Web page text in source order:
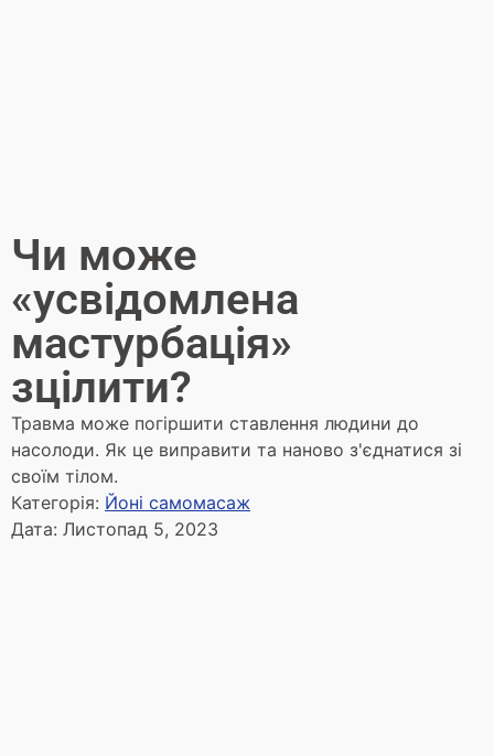
Чи може
«усвідомлена
мастурбація»
зцілити?
Травма може погіршити ставлення людини до
насолоди. Як це виправити та наново з'єднатися зі
своїм тілом.
Категорія: Йоні самомасаж
Дата: Листопад 5, 2023